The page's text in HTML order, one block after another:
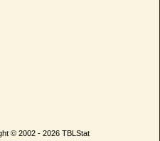
© 2002 - 2026 TBLStat